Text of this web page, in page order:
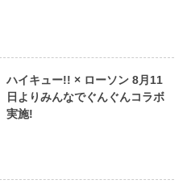
ハイキュー!! × ローソン 8月11
日よりみんなでぐんぐんコラボ
実施!